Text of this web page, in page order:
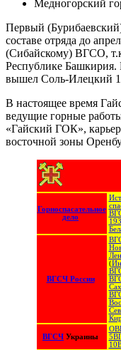
Медногорский
Первый
составе отряда до
(Сибайскому) ВГСО,
Республике Башкирия.
вышел Соль-Илецкий
В настоящее время
ведущие горные
«Гайский ГОК»,
восточной зоны
Горноспасательное
дело
ВГСЧ России
(
ВГСЧ Украины